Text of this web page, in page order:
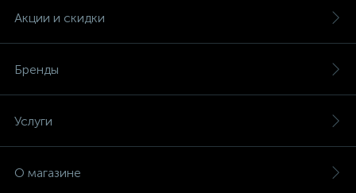
Акции и скидки
Бренды
Услуги
О магазине